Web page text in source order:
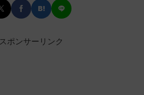
スポンサーリンク